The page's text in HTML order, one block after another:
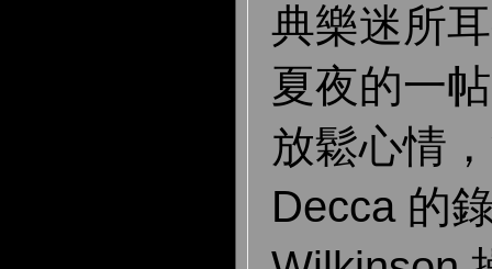
典樂迷所
夏夜的一
放鬆心情
Decca 的